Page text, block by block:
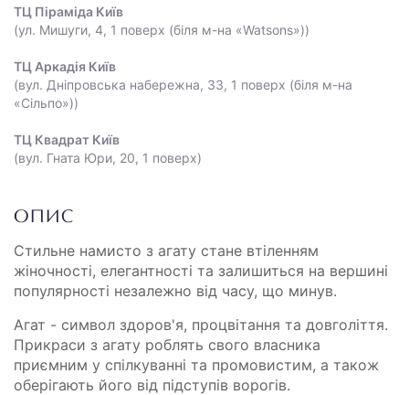
ТЦ Піраміда Київ
(ул. Мишуги, 4, 1 поверх (біля м-на «Watsons»))
ТЦ Аркадія Київ
(вул. Дніпровська набережна, 33, 1 поверх (біля м-на
«Сільпо»))
ТЦ Квадрат Київ
(вул. Гната Юри, 20, 1 поверх)
ОПИС
Стильне намисто з агату стане втіленням
жіночності, елегантності та залишиться на вершині
популярності незалежно від часу, що минув.
Агат - символ здоров'я, процвітання та довголіття.
Прикраси з агату роблять свого власника
приємним у спілкуванні та промовистим, а також
оберігають його від підступів ворогів.